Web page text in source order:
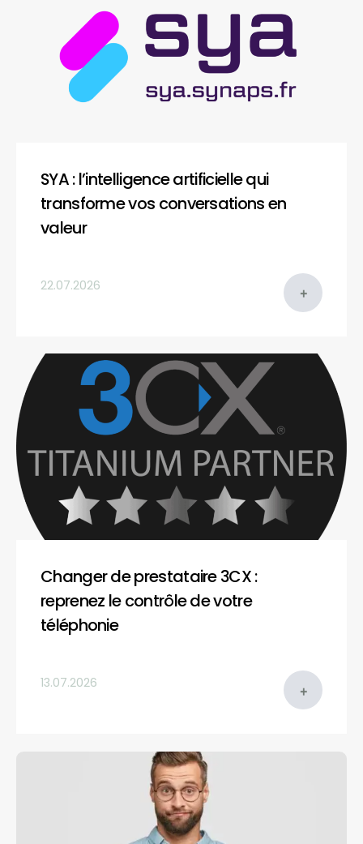
SYA : l’intelligence artificielle qui
transforme vos conversations en
valeur
22.07.2026
Changer de prestataire 3CX :
reprenez le contrôle de votre
téléphonie
13.07.2026